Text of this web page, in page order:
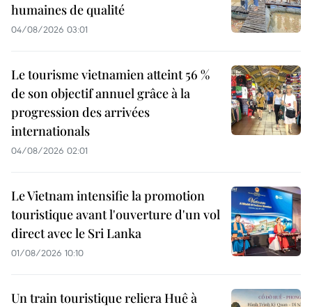
humaines de qualité
04/08/2026 03:01
Le tourisme vietnamien atteint 56 %
de son objectif annuel grâce à la
progression des arrivées
internationals
04/08/2026 02:01
Le Vietnam intensifie la promotion
touristique avant l'ouverture d'un vol
direct avec le Sri Lanka
01/08/2026 10:10
Un train touristique reliera Huê à